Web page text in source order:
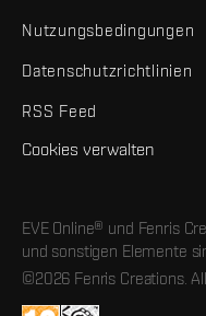
Nutzungsbedingungen
Datenschutzrichtlinien
RSS Feed
Cookies verwalten
EVE Online® und Fenris
und sonstigen Elemente
©2026 Fenris Creations.